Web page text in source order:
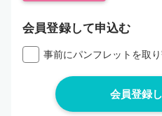
会員登録して申込む
事前にパンフレットを取